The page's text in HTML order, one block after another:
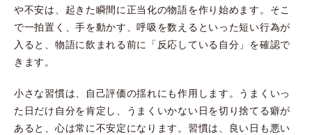
や不安は、起きた瞬間に正当化の物語を作り始めます。そこ
で一拍置く、手を動かす、呼吸を数えるといった短い行為が
入ると、物語に飲まれる前に「反応している自分」を確認で
きます。
小さな習慣は、自己評価の揺れにも作用します。うまくいっ
た日だけ自分を肯定し、うまくいかない日を切り捨てる癖が
あると、心は常に不安定になります。習慣は、良い日も悪い